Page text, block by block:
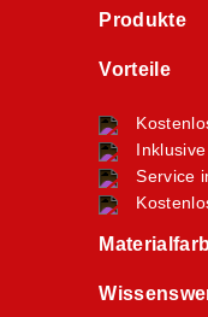
Produkte
Vorteile
Service